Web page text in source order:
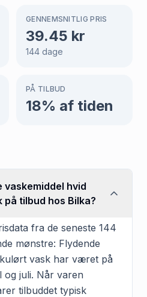
GENNEMSNITLIG PRIS
39.45 kr
144 dage
PÅ TILBUD
18% af tiden
vaskemiddel hvid
tilbud hos Bilka?
fra de seneste 144
mønstre: Flydende
vask har været på
og juli. Når varen
tilbuddet typisk